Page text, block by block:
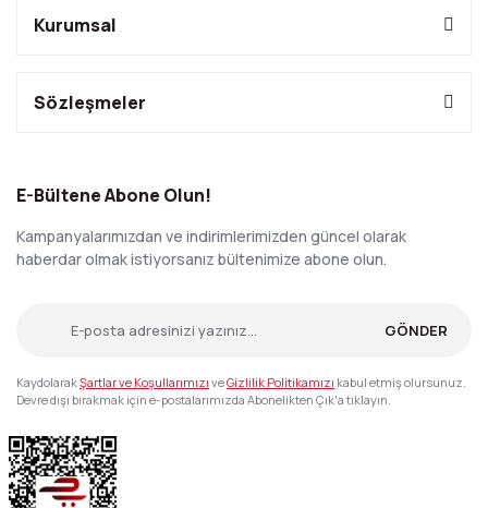
Kurumsal
Sözleşmeler
E-Bültene Abone Olun!
Kampanyalarımızdan ve indirimlerimizden güncel olarak
haberdar olmak istiyorsanız bültenimize abone olun.
GÖNDER
KaydolarakŞartlar ve Koşullarımızı veGizlilik Politikamızı kabul etmiş olursunuz.
Devre dışı bırakmak için e-postalarımızda Abonelikten Çık'a tıklayın.